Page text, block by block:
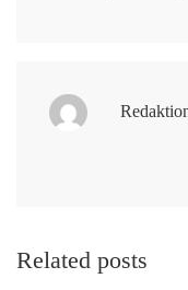
Related posts